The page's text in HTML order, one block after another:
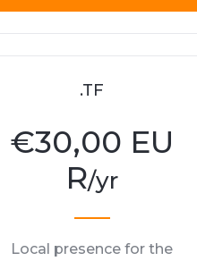
.TF
€30,00 EU
R/yr
Local presence for the